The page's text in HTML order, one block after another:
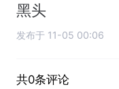
黑头
发布于 11-05 00:06
共0条评论